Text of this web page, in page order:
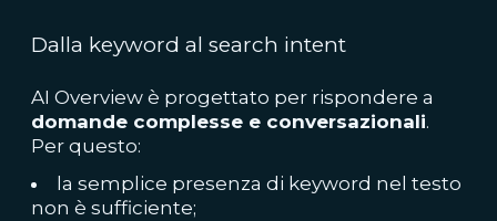
Dalla keyword al search intent
AI Overview è progettato per rispondere a
domande complesse e conversazionali.
Per questo:
la semplice presenza di keyword nel testo
non è sufficiente;